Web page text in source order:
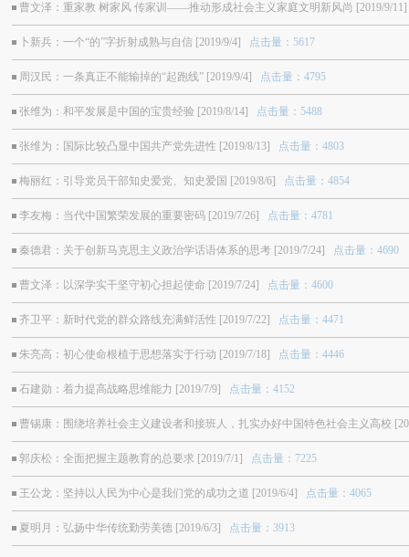
曹文泽：重家教 树家风 传家训——推动形成社会主义家庭文明新风尚 [2019/9/11]
卜新兵：一个“的”字折射成熟与自信 [2019/9/4] 点击量：5617
周汉民：一条真正不能输掉的“起跑线” [2019/9/4] 点击量：4795
张维为：和平发展是中国的宝贵经验 [2019/8/14] 点击量：5488
张维为：国际比较凸显中国共产党先进性 [2019/8/13] 点击量：4803
梅丽红：引导党员干部知史爱党、知史爱国 [2019/8/6] 点击量：4854
李友梅：当代中国繁荣发展的重要密码 [2019/7/26] 点击量：4781
秦德君：关于创新马克思主义政治学话语体系的思考 [2019/7/24] 点击量：4690
曹文泽：以深学实干坚守初心担起使命 [2019/7/24] 点击量：4600
齐卫平：新时代党的群众路线充满鲜活性 [2019/7/22] 点击量：4471
朱亮高：初心使命根植于思想落实于行动 [2019/7/18] 点击量：4446
石建勋：着力提高战略思维能力 [2019/7/9] 点击量：4152
曹锡康：围绕培养社会主义建设者和接班人，扎实办好中国特色社会主义高校
郭庆松：全面把握主题教育的总要求 [2019/7/1] 点击量：7225
王公龙：坚持以人民为中心是我们党的成功之道 [2019/6/4] 点击量：4065
夏明月：弘扬中华传统勤劳美德 [2019/6/3] 点击量：3913